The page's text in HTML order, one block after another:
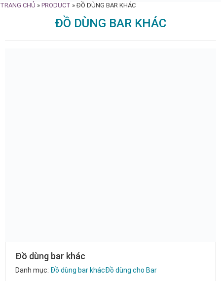
TRANG CHỦ » PRODUCT »ĐỒ DÙNG BAR KHÁC
ĐỒ DÙNG BAR KHÁC
Đồ dùng bar khác
Danh mục: Đồ dùng bar khácĐồ dùng cho Bar